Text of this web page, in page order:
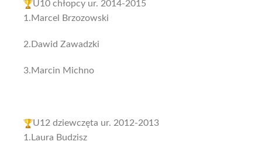
U10 chłopcy ur. 2014-2015
1.Marcel Brzozowski
2.Dawid Zawadzki
3.Marcin Michno
U12 dziewczęta ur. 2012-2013
1.Laura Budzisz